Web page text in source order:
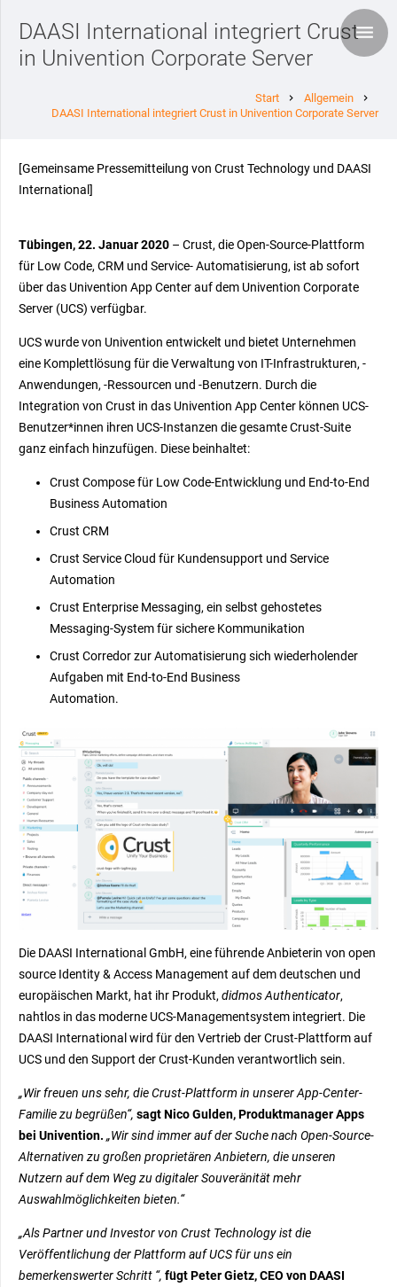
DAASI International integriert Crust
in Univention Corporate Server
Start chevron_right Allgemein chevron_right
DAASI International integriert Crust in Univention Corporate Server
[Gemeinsame Pressemitteilung von Crust Technology und DAASI
International]
Tübingen, 22. Januar 2020 – Crust, die Open-Source-Plattform
für Low Code, CRM und Service- Automatisierung, ist ab sofort
über das Univention App Center auf dem Univention Corporate
Server (UCS) verfügbar.
UCS wurde von Univention entwickelt und bietet Unternehmen
eine Komplettlösung für die Verwaltung von IT-Infrastrukturen, -
Anwendungen, -Ressourcen und -Benutzern. Durch die
Integration von Crust in das Univention App Center können UCS-
Benutzer*innen ihren UCS-Instanzen die gesamte Crust-Suite
ganz einfach hinzufügen. Diese beinhaltet:
Crust Compose für Low Code-Entwicklung und End-to-End
Business Automation
Crust CRM
Crust Service Cloud für Kundensupport und Service
Automation
Crust Enterprise Messaging, ein selbst gehostetes
Messaging-System für sichere Kommunikation
Crust Corredor zur Automatisierung sich wiederholender
Aufgaben mit End-to-End Business
Automation.
Die DAASI International GmbH, eine führende Anbieterin von open
source Identity & Access Management auf dem deutschen und
europäischen Markt, hat ihr Produkt, didmos Authenticator,
nahtlos in das moderne UCS-Managementsystem integriert. Die
DAASI International wird für den Vertrieb der Crust-Plattform auf
UCS und den Support der Crust-Kunden verantwortlich sein.
„Wir freuen uns sehr, die Crust-Plattform in unserer App-Center-
Familie zu begrüßen“, sagt Nico Gulden, Produktmanager Apps
bei Univention. „Wir sind immer auf der Suche nach Open-Source-
Alternativen zu großen proprietären Anbietern, die unseren
Nutzern auf dem Weg zu digitaler Souveränität mehr
Auswahlmöglichkeiten bieten.“
„Als Partner und Investor von Crust Technology ist die
Veröffentlichung der Plattform auf UCS für uns ein
bemerkenswerter Schritt “, fügt Peter Gietz, CEO von DAASI